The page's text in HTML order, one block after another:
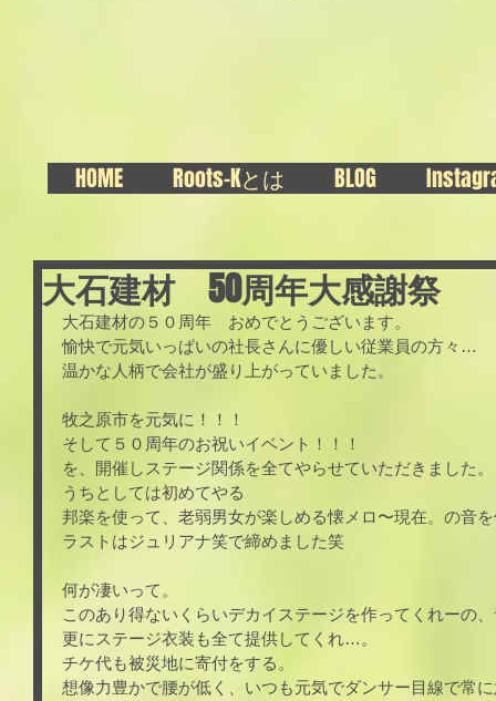
HOME Roots-Kとは BLOG
大石建材 50周年大感謝祭
大石建材の５０周年　おめでとうございます。
愉快で元気いっぱいの社長さんに優しい従業員の方々…
温かな人柄で会社が盛り上がっていました。
牧之原市を元気に！！！
そして５０周年のお祝いイベント！！！
を、開催しステージ関係を全てやらせていただきました。
うちとしては初めてやる
邦楽を使って、老弱男女が楽しめる懐メロ〜現在。の音
ラストはジュリアナ笑で締めました笑
何が凄いって。
このあり得ないくらいデカイステージを作ってくれーの
更にステージ衣装も全て提供してくれ…。
チケ代も被災地に寄付をする。
想像力豊かで腰が低く、いつも元気でダンサー目線で常